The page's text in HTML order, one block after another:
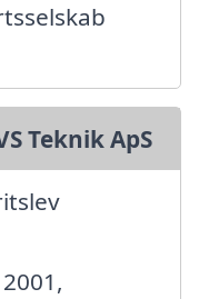
Teknik ApS